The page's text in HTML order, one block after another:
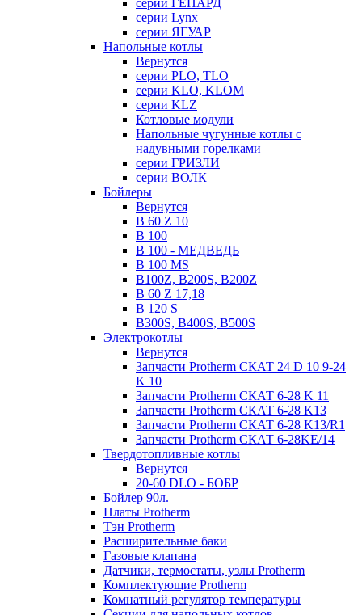
серии ГЕПАРД
серии Lynx
серии ЯГУАР
Напольные котлы
Вернутся
серии PLO, TLO
серии KLO, KLOM
серии KLZ
Котловые модули
Напольные чугунные котлы с
надувными горелками
серии ГРИЗЛИ
серии ВОЛК
Бойлеры
Вернутся
B 60 Z 10
B 100
B 100 - МЕДВЕДЬ
B 100 MS
B100Z, B200S, B200Z
B 60 Z 17,18
B 120 S
B300S, B400S, B500S
Электрокотлы
Вернутся
Запчасти Protherm СКАТ 24 D 10 9-24
K 10
Запчасти Protherm СКАТ 6-28 K 11
Запчасти Protherm СКАТ 6-28 K13
Запчасти Protherm СКАТ 6-28 K13/R1
Запчасти Protherm СКАТ 6-28KE/14
Твердотопливные котлы
Вернутся
20-60 DLO - БОБР
Бойлер 90л.
Платы Protherm
Тэн Protherm
Расширительные баки
Газовые клапана
Датчики, термостаты, узлы Protherm
Комплектующие Protherm
Комнатный регулятор температуры